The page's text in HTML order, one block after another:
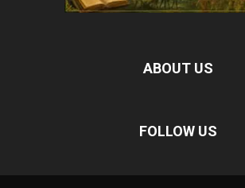
ABOUT US
FOLLOW US